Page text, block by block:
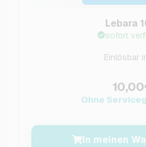
Lebara
sofort
Einlösbar
Ohne
In meinen